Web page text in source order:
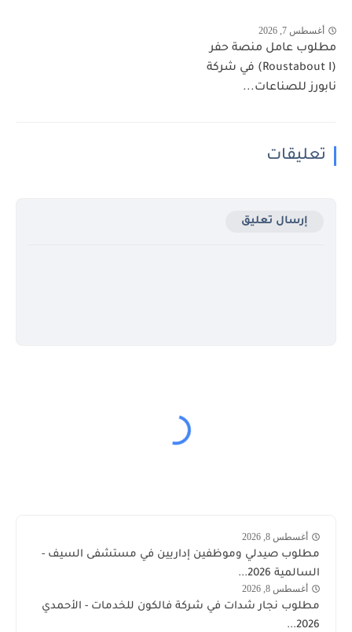
أغسطس 7, 2026
مطلوب عامل منصة حفر
(Roustabout I) في شركة
نابورز للصناعات...
تعليقات
إرسال تعليق
وظائف
أغسطس 8, 2026
مطلوب صيدلي وموظفين إداريين في مستشفى السيف -
السالمية 2026...
وظائف
أغسطس 8, 2026
مطلوب نجار شدات في شركة فالكون للخدمات - الأحمدي
2026...